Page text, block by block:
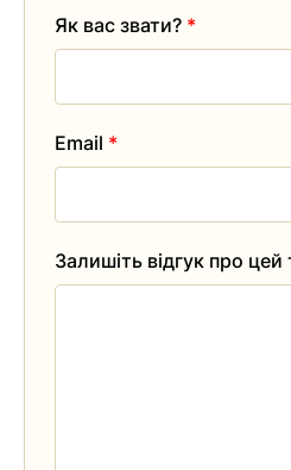
Залишіть відгук про цей
Як вас звати? *
Email *